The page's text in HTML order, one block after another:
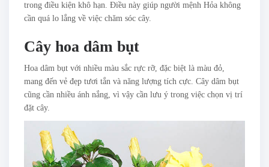
trong điều kiện khô hạn. Điều này giúp người mệnh Hỏa không
cần quá lo lắng về việc chăm sóc cây.
Cây hoa dâm bụt
Hoa dâm bụt với nhiều màu sắc rực rỡ, đặc biệt là màu đỏ,
mang đến vẻ đẹp tươi tắn và năng lượng tích cực. Cây dâm bụt
cũng cần nhiều ánh nắng, vì vậy cần lưu ý trong việc chọn vị trí
đặt cây.